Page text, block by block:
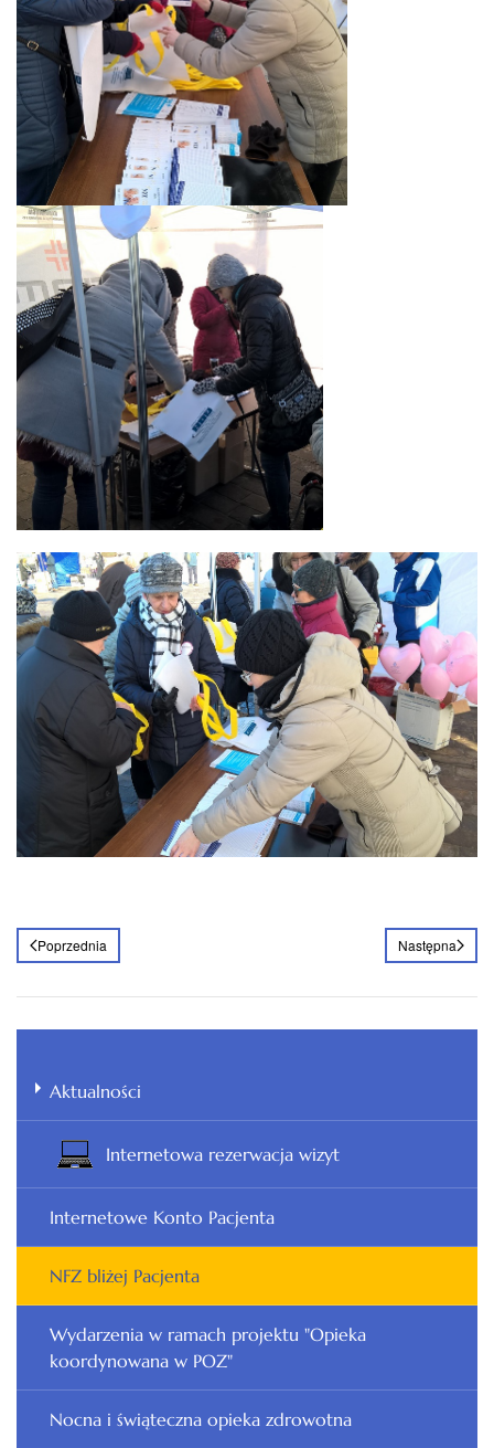
Poprzednia Następna
Aktualności
Internetowa rezerwacja wizyt
Internetowe Konto Pacjenta
NFZ bliżej Pacjenta
Wydarzenia w ramach projektu "Opieka
koordynowana w POZ"
Nocna i świąteczna opieka zdrowotna